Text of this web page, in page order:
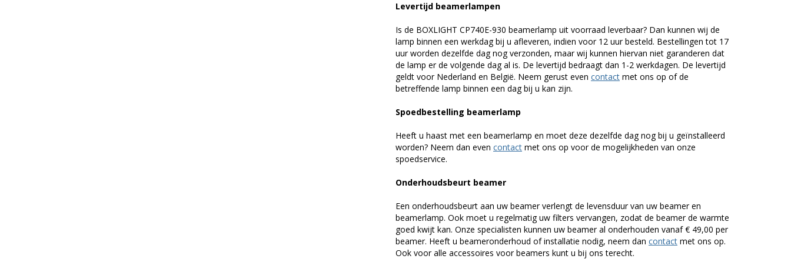
Levertijd beamerlampen
Is de BOXLIGHT CP740E-930 beamerlamp uit voorraad leverbaar? Dan kunnen wij de
lamp binnen een werkdag bij u afleveren, indien voor 12 uur besteld. Bestellingen tot 17
uur worden dezelfde dag nog verzonden, maar wij kunnen hiervan niet garanderen dat
de lamp er de volgende dag al is. De levertijd bedraagt dan 1-2 werkdagen. De levertijd
geldt voor Nederland en België. Neem gerust even contact met ons op of de
betreffende lamp binnen een dag bij u kan zijn.
Spoedbestelling beamerlamp
Heeft u haast met een beamerlamp en moet deze dezelfde dag nog bij u geïnstalleerd
worden? Neem dan even contact met ons op voor de mogelijkheden van onze
spoedservice.
Onderhoudsbeurt beamer
Een onderhoudsbeurt aan uw beamer verlengt de levensduur van uw beamer en
beamerlamp. Ook moet u regelmatig uw filters vervangen, zodat de beamer de warmte
goed kwijt kan. Onze specialisten kunnen uw beamer al onderhouden vanaf € 49,00 per
beamer. Heeft u beameronderhoud of installatie nodig, neem dan contact met ons op.
Ook voor alle accessoires voor beamers kunt u bij ons terecht.